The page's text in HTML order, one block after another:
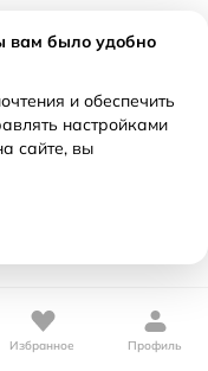
Избранное Профиль
вам было удобно
и обеспечить
настройками
сайте, вы